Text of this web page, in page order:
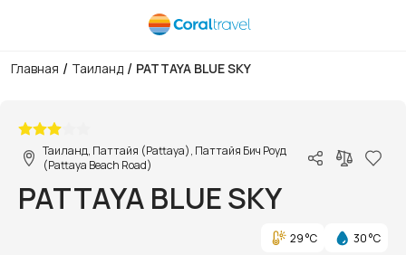
Главная / Таиланд / PATTAYA BLUE SKY
Таиланд, Паттайя (Pattaya), Паттайя Бич Роуд
(Pattaya Beach Road)
PATTAYA BLUE SKY
29 °C
30 °C